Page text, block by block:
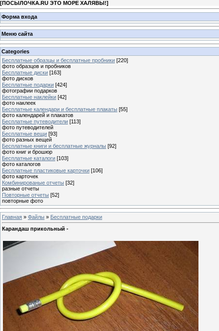
[ПОСЫЛОЧКА.RU ЭТО МОРЕ ХАЛЯВЫ!]
Форма входа
Меню сайта
Categories
Бесплатные образцы и бесплатные пробники [220]
фото образцов и пробников
Бесплатные диски [163]
фото дисков
Бесплатные подарки [424]
фотографии подарков
Бесплатные наклейки [42]
фото наклеек
Бесплатные календари и бесплатные плакаты [55]
фото календарей и плакатов
Бесплатные путеводители [113]
фото путеводителей
Бесплатные вещи [93]
фото разных вещей
Бесплатные книги и бесплатные журналы [92]
фото книг и брошюр
Бесплатные каталоги [103]
фото каталогов
Бесплатные пластиковые карточки [106]
фото карточек
Комбинированые отчеты [32]
разные отчеты
Повторные отчеты [52]
повторные фото
Главная » Файлы » Бесплатные подарки
Карандаш прикольный -